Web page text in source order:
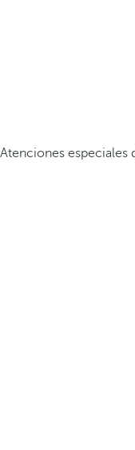
Atenciones especiales